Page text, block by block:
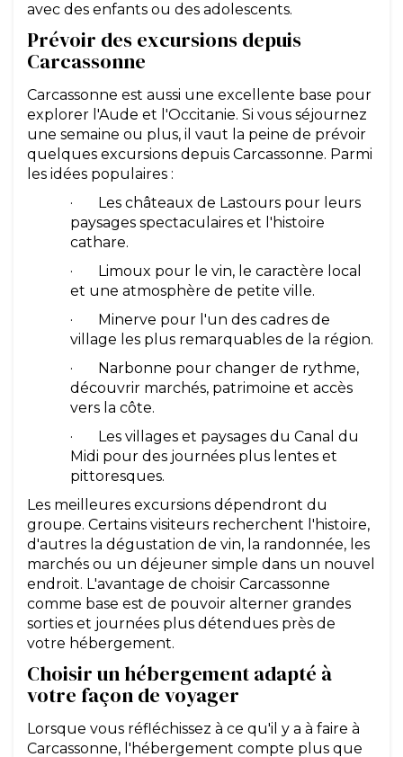
avec des enfants ou des adolescents.
Prévoir des excursions depuis
Carcassonne
Carcassonne est aussi une excellente base pour
explorer l'Aude et l'Occitanie. Si vous séjournez
une semaine ou plus, il vaut la peine de prévoir
quelques excursions depuis Carcassonne. Parmi
les idées populaires :
· Les châteaux de Lastours pour leurs
paysages spectaculaires et l'histoire
cathare.
· Limoux pour le vin, le caractère local
et une atmosphère de petite ville.
· Minerve pour l'un des cadres de
village les plus remarquables de la région.
· Narbonne pour changer de rythme,
découvrir marchés, patrimoine et accès
vers la côte.
· Les villages et paysages du Canal du
Midi pour des journées plus lentes et
pittoresques.
Les meilleures excursions dépendront du
groupe. Certains visiteurs recherchent l'histoire,
d'autres la dégustation de vin, la randonnée, les
marchés ou un déjeuner simple dans un nouvel
endroit. L'avantage de choisir Carcassonne
comme base est de pouvoir alterner grandes
sorties et journées plus détendues près de
votre hébergement.
Choisir un hébergement adapté à
votre façon de voyager
Lorsque vous réfléchissez à ce qu'il y a à faire à
Carcassonne, l'hébergement compte plus que